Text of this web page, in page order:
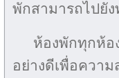
พักสามารถไปยั
ห้องพักทุกห้อ
อย่างดีเพื่อควา